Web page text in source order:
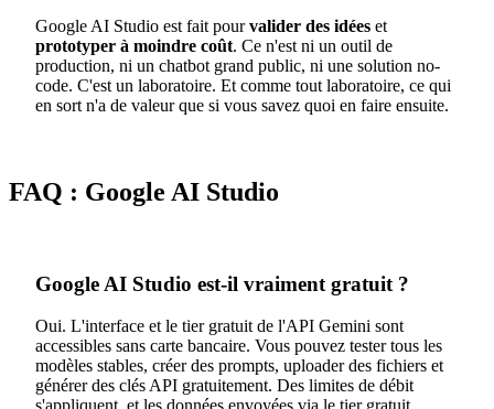
Google AI Studio est fait pourvalider des idées et
prototyper à moindre coût. Ce n'est ni un outil de
production, ni un chatbot grand public, ni une solution no-
code. C'est un laboratoire. Et comme tout laboratoire, ce qui
en sort n'a de valeur que si vous savez quoi en faire ensuite.
FAQ : Google AI Studio
Google AI Studio est-il vraiment gratuit ?
Oui. L'interface et le tier gratuit de l'API Gemini sont
accessibles sans carte bancaire. Vous pouvez tester tous les
modèles stables, créer des prompts, uploader des fichiers et
générer des clés API gratuitement. Des limites de débit